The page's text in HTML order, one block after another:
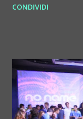
Aeroporto) info
arriva infatti la
Vasco Rossi e
internazionali.
ENTES. Il concerto
CONDIVIDI